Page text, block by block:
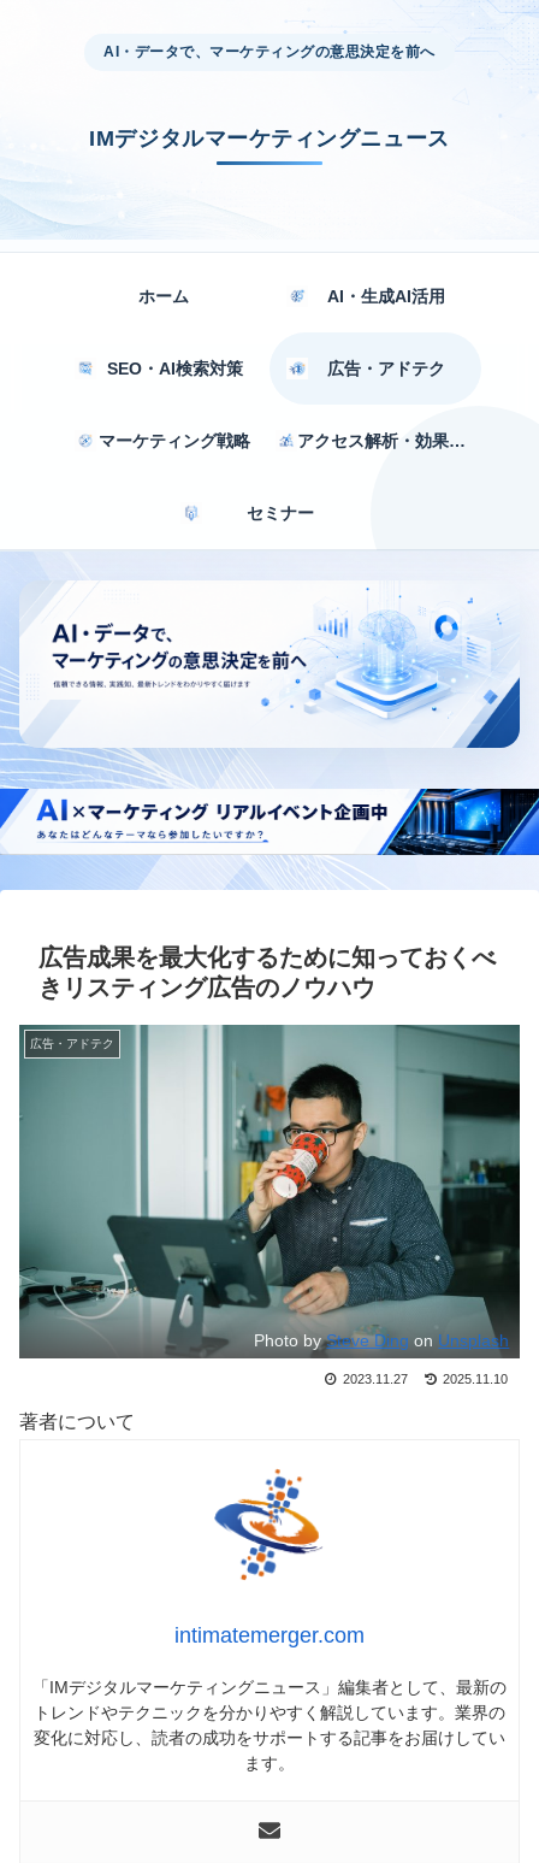
AI・データで、マーケティングの意思決定を前へ
IMデジタルマーケティングニュース
ホーム AI・生成AI活用
SEO・AI検索対策 広告・アドテク
マーケティング戦略 アクセス解析・効果測定
セミナー
広告成果を最大化するために知っておくべ
きリスティング広告のノウハウ
広告・アドテク
Photo bySteve Ding on Unsplash
2023.11.27 2025.11.10
著者について
intimatemerger.com
「IMデジタルマーケティングニュース」編集者として、最新の
トレンドやテクニックを分かりやすく解説しています。業界の
変化に対応し、読者の成功をサポートする記事をお届けしてい
ます。